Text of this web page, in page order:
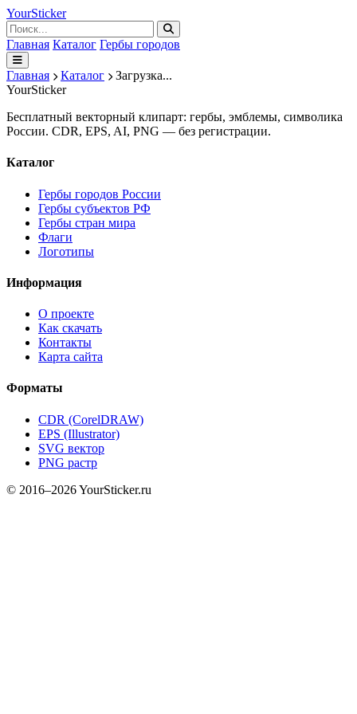
YourSticker
Главная Каталог Гербы городов
Главная Каталог
Загрузка...
YourSticker
Бесплатный векторный клипарт: гербы, эмблемы, символика
России. CDR, EPS, AI, PNG — без регистрации.
Каталог
Гербы городов России
Гербы субъектов РФ
Гербы стран мира
Флаги
Логотипы
Информация
О проекте
Как скачать
Контакты
Карта сайта
Форматы
CDR (CorelDRAW)
EPS (Illustrator)
SVG вектор
PNG растр
© 2016–2026 YourSticker.ru